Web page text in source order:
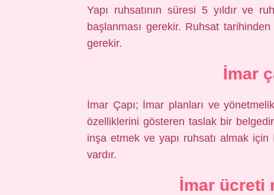
Yapı ruhsatının süresi 5 yıldır ve
başlanması gerekir. Ruhsat
gerekir.
İmar
İmar Çapı; İmar planları ve
özelliklerini gösteren taslak bir
inşa etmek ve yapı ruhsatı almak için
vardır.
İmar ücreti